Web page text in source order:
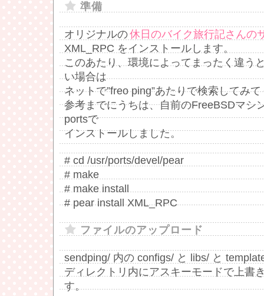
準備
オリジナルの休日のバイク旅行記さんの
XML_RPC をインストールします。
このあたり、環境によってまったく違う
い場合は
ネットで”freo ping”あたりで検索してみ
参考までにうちは、自前のFreeBSDマシ
portsで
インストールしました。
# cd /usr/ports/devel/pear
# make
# make install
# pear install XML_RPC
ファイルのアップロード
sendping/ 内の configs/ と libs/ と
ディレクトリ内にアスキーモードで上書
す。